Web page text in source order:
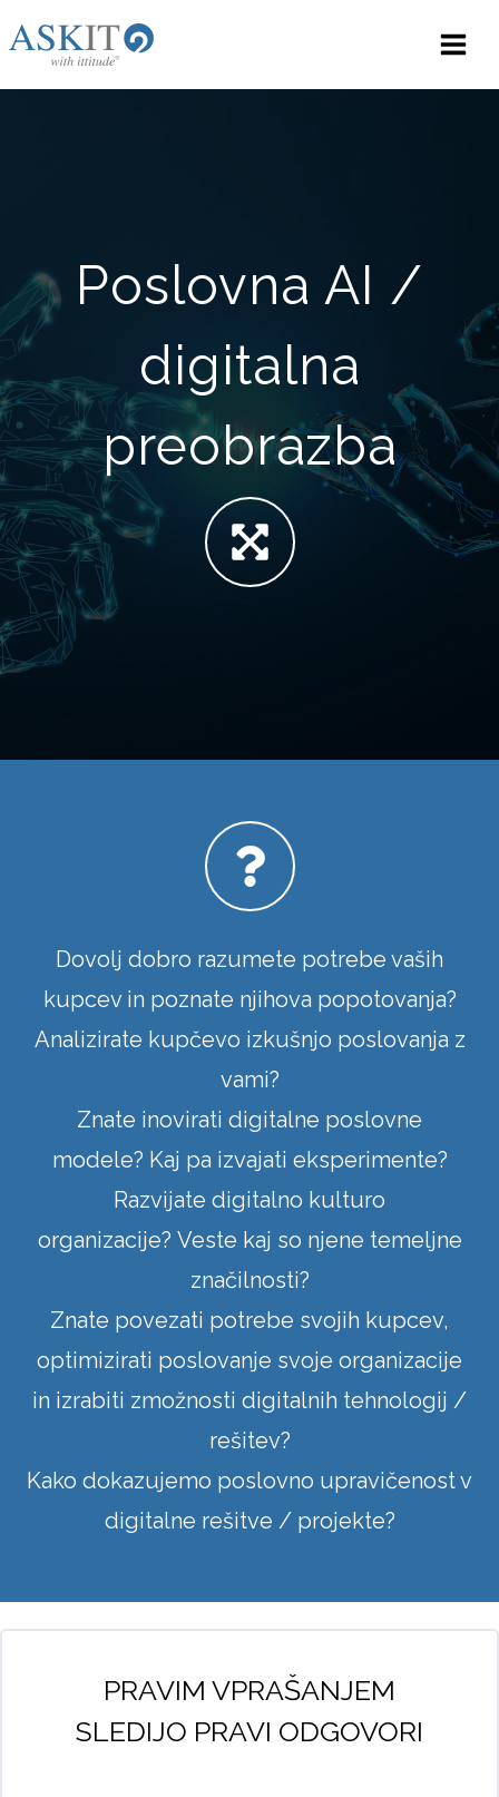
to
Poslovna AI /
digitalna
preobrazba
Dovolj dobro razumete potrebe vaših
kupcev in poznate njihova popotovanja?
Analizirate kupčevo izkušnjo poslovanja z
vami?
Znate inovirati digitalne poslovne
modele? Kaj pa izvajati eksperimente?
Razvijate digitalno kulturo
organizacije? Veste kaj so njene temeljne
značilnosti?
Znate povezati potrebe svojih kupcev,
optimizirati poslovanje svoje organizacije
in izrabiti zmožnosti digitalnih tehnologij /
rešitev?
Kako dokazujemo poslovno upravičenost v
digitalne rešitve / projekte?
PRAVIM VPRAŠANJEM
SLEDIJO PRAVI ODGOVORI